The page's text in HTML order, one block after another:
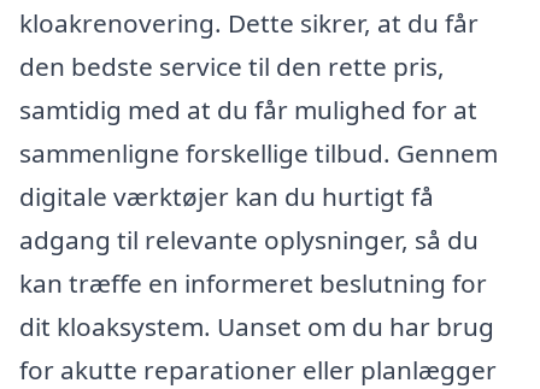
kloakrenovering. Dette sikrer, at du får
den bedste service til den rette pris,
samtidig med at du får mulighed for at
sammenligne forskellige tilbud. Gennem
digitale værktøjer kan du hurtigt få
adgang til relevante oplysninger, så du
kan træffe en informeret beslutning for
dit kloaksystem. Uanset om du har brug
for akutte reparationer eller planlægger